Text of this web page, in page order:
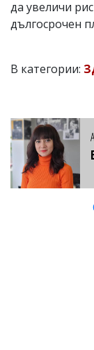
да увеличи
дългосрочен
В категории: